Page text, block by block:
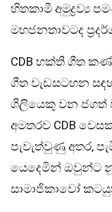
හිතකාමී අමුද්‍රව්‍ය
මහජනතාවටද
CDB භක්ති ගීත
ගීත වැඩසටහන
ශිලියෙකු වන ජගත්
අමතරව CDB
පැවැත්වුණු අතර,
යෙදෙමින් ඔවුන්ට
සාමාජිකාවෝ